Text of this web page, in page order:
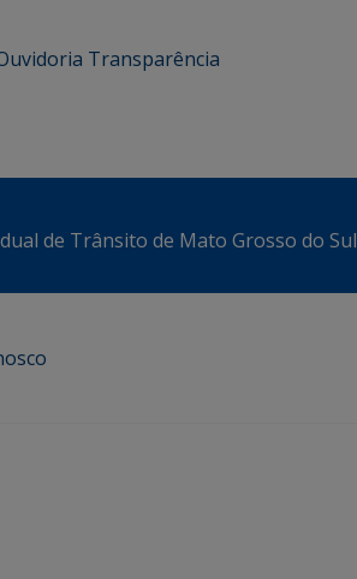
Transparência
de Trânsito de Mato Grosso do Sul